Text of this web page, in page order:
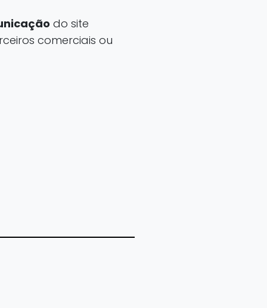
do site
comerciais ou